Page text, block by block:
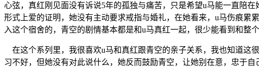
心弦，真红刚见面没有诉说5年的孤独与痛苦，只是希望u马能一直陪
形式上爱的证明，她没有主动要求戒指与婚礼，在她看来，u马伤痕累
入这个宿舍的，青空的剧情基本都是和u马真红一起，很少能看到和整
在这个系列里，我很喜欢u马和真红跟青空的亲子关系，我也知道这
习不好，但她没有对此说什么，她反而鼓励青空，让她别在意，忠于